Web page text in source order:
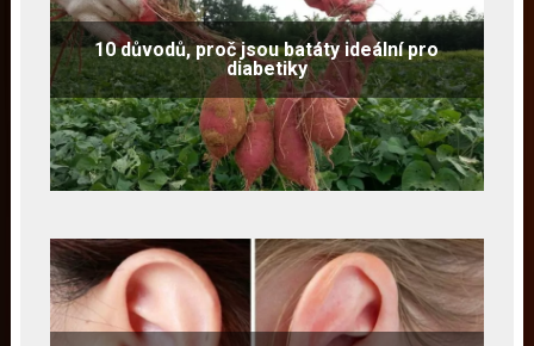
10 důvodů, proč jsou batáty ideální pro
diabetiky